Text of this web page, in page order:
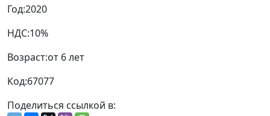
Год:2020
НДС:10%
Возраст:от 6 лет
Код:67077
Поделиться ссылкой в: